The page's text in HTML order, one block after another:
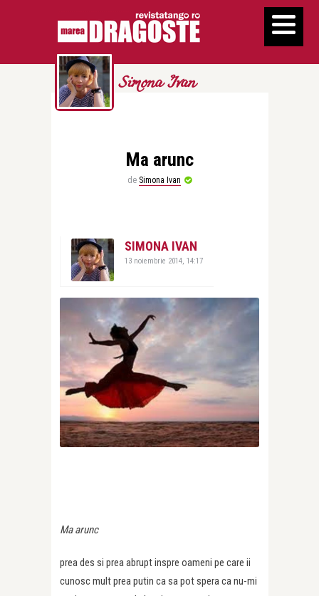
Simona Ivan
Ma arunc
de Simona Ivan
SIMONA IVAN
13 noiembrie 2014, 14:17
Ma arunc
prea des si prea abrupt inspre oameni pe care ii
cunosc mult prea putin ca sa pot spera ca nu-mi